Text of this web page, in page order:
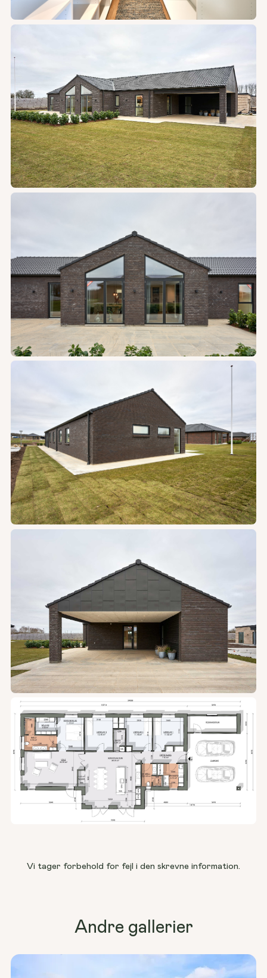
Vi tager forbehold for fejl i den skrevne information.
Andre gallerier